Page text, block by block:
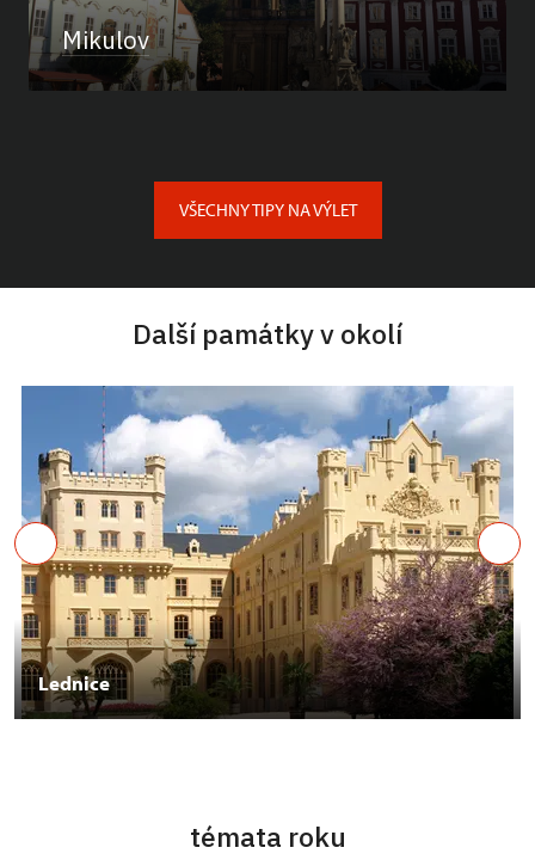
Mikulov
VŠECHNY TIPY NA VÝLET
Další památky v okolí
Lednice
témata roku